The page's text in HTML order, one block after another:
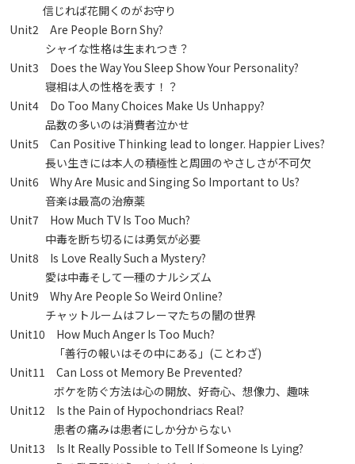
信じれば花開くのがお守り
Unit2 Are People Born Shy?
シャイな性格は生まれつき？
Unit3 Does the Way You Sleep Show Your Personality?
寝相は人の性格を表す！？
Unit4 Do Too Many Choices Make Us Unhappy?
品数の多いのは消費者泣かせ
Unit5 Can Positive Thinking lead to longer. Happier Lives?
長い生きには本人の積極性と周囲のやさしさが不可欠
Unit6 Why Are Music and Singing So Important to Us?
音楽は最高の治療薬
Unit7 How Much TV Is Too Much?
中毒を断ち切るには勇気が必要
Unit8 Is Love Really Such a Mystery?
愛は中毒そして一種のナルシズム
Unit9 Why Are People So Weird Online?
チャットルームはフレーマたちの闇の世界
Unit10 How Much Anger Is Too Much?
「善行の報いはその中にある」(ことわざ)
Unit11 Can Loss ot Memory Be Prevented?
ボケを防ぐ方法は心の開放、好奇心、想像力、趣味
Unit12 Is the Pain of Hypochondriacs Real?
患者の痛みは患者にしか分からない
Unit13 Is It Really Possible to Tell If Someone Is Lying?